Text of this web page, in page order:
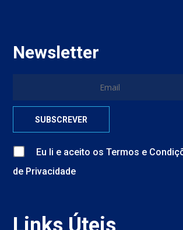
Newsletter
Eu li e aceito osTermos e
de Privacidade